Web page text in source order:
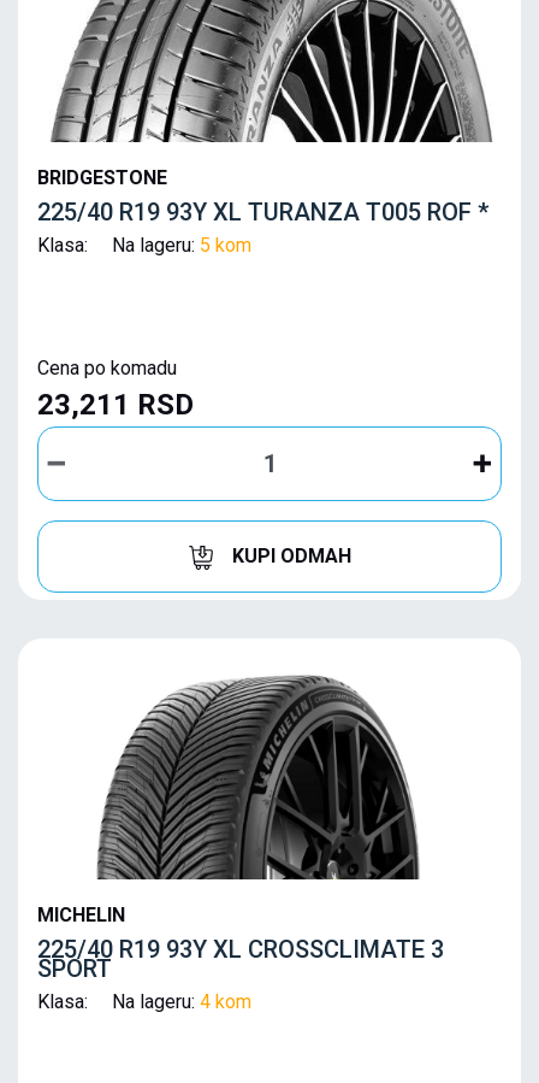
BRIDGESTONE
225/40 R19 93Y XL TURANZA T005 ROF *
Klasa: Na lageru: 5 kom
Cena po komadu
23,211 RSD
KUPI ODMAH
MICHELIN
225/40 R19 93Y XL CROSSCLIMATE 3
SPORT
Klasa: Na lageru: 4 kom